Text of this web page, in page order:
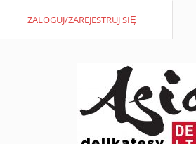
ZALOGUJ/ZAREJESTRUJ SIĘ